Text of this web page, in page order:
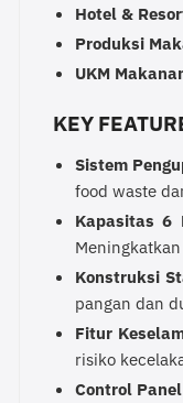
Hotel &
Produksi
UKM
KEY
Sistem
food waste
Kapasitas 6
Konstruksi
pangan dan
Fitur
risiko
Control